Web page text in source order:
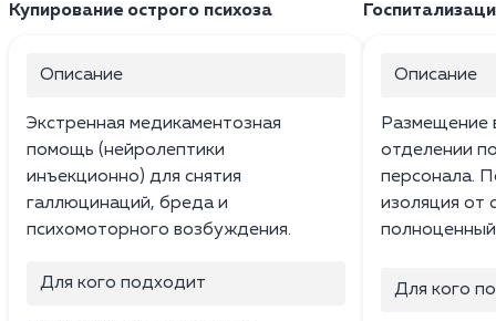
Купирование острого психоза
Описание
Экстренная медикаментозная
помощь (нейролептики
инъекционно) для снятия
галлюцинаций, бреда и
психомоторного возбуждения.
Для кого подходит
Описание
Размещение
отделении
персонала.
изоляция от
Для кого